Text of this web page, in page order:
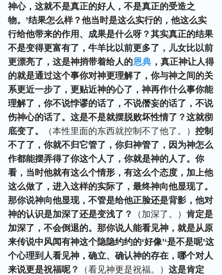
神心，这就不是真正的好人，不是真正的受造之
物。’结果怎么样？他当时是这么实行的，他这么实
行给他带来的作用、成果是什么呀？其实真正的结果
不是变得更富有了，牛羊比以前更多了，儿女比以前
更漂亮了，这是神捎带着给人的恩典 ，真正神让人得
的就是通过这个事你对神更理解了，你与神之间的关
系更近一步了，更贴近神的心了，神再作什么事你能
理解了，你不说悖谬的话了，不说僭妄的话了，不说
伤神心的话了。这是不是就摆脱败坏性情了？这就彻
底变了。
（本性里面的东西就控制不了他了。） 控制
不了了，你就不归它管了，你归神管了，因为神怎么
作都能摆弄得了你这个人了，你就是神的人了。你
看，当时他就有这么个情形，有这么个态度，加上他
这么做了，进入这样的实际了，最终神向他显现了。
那你说神向他显现，不管是给他正脸还是背影，他对
神的认识是加深了还是变浅了？
（加深了。） 肯定是
加深了，不会倒退的。那你说人能看见神，就是从原
来传说中风闻有神这个隐隐约约的‘好像’‘是不是呢’这
个心理到人看见神，确立、确认神的存在，哪个对人
来说更是祝福呢？
（看见神更是祝福。） 这是肯定